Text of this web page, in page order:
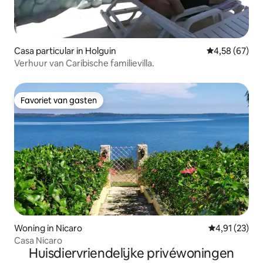
Casa particular in Holguin Gemiddelde
4,58 (67)
Verhuur van Caribische familievilla.
Favoriet van gasten
Favoriet van gasten
Woning in Nicaro Gemiddelde
4,91 (23)
Casa Nicaro
Huisdiervriendelijke privéwoningen